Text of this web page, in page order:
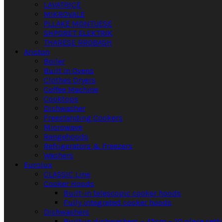
LAVATRIÇE
MIKROVALË
PLLAKË MONTUESE
SHPORET ELEKTRIK
THARËSE RROBASH
Ariston
Boiler
Built In Ovens
Clothes Dryers
Coffee Machine
Cooktops
Dishwasher
Freestanding Cookers
Microwave
Rangehoods
Refrigerators & Freezers
Washers
Eurolux
CLASSIC Line
Cooker Hoods
Built-in telescopic cooker hoods
Fully integrated cooker hoods
Dishwashers